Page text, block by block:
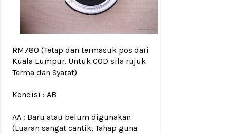
RM780 (Tetap dan termasuk pos dari
Kuala Lumpur. Untuk COD sila rujuk
Terma dan Syarat)
Kondisi : AB
AA : Baru atau belum digunakan
(Luaran sangat cantik, Tahap guna